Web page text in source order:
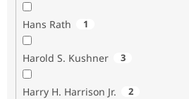
Hans Rath 1
Harold S. Kushner 3
Harry H. Harrison Jr. 2